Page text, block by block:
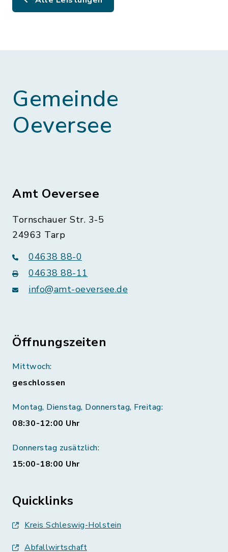
Gemeinde
Oeversee
Amt Oeversee
Tornschauer Str. 3-5
24963 Tarp
04638 88-0
04638 88-11
info@amt-oeversee.de
Öffnungszeiten
Mittwoch:
geschlossen
Montag, Dienstag, Donnerstag, Freitag:
08:30-12:00 Uhr
Donnerstag zusätzlich:
15:00-18:00 Uhr
Quicklinks
Kreis Schleswig-Holstein
Abfallwirtschaft